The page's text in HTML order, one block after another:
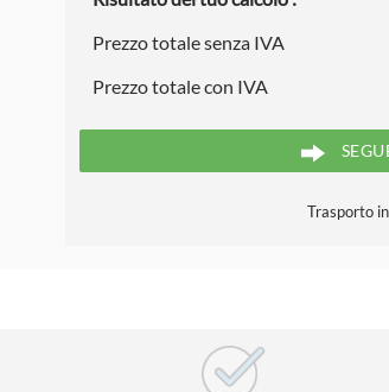
Prezzo totale senza IVA
Prezzo totale con IVA
Trasporto